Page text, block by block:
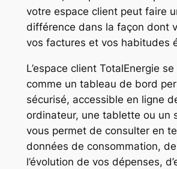
votre espace client peut faire
différence dans la façon dont
vos factures et vos habitudes
L’espace client TotalEnergie
comme un tableau de bord
sécurisé, accessible en ligne
ordinateur, une tablette ou un
vous permet de consulter en
données de consommation,
l’évolution de vos dépenses,